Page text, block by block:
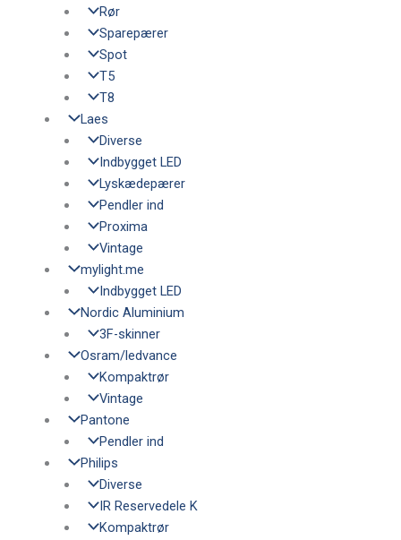
Rør
Sparepærer
Spot
T5
T8
Laes
Diverse
Indbygget LED
Lyskædepærer
Pendler ind
Proxima
Vintage
mylight.me
Indbygget LED
Nordic Aluminium
3F-skinner
Osram/ledvance
Kompaktrør
Vintage
Pantone
Pendler ind
Philips
Diverse
IR Reservedele K
Kompaktrør